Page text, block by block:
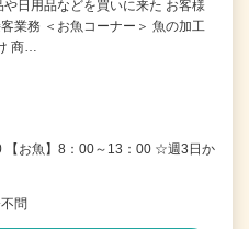
や日用品などを買いに来た お客様
業務 ＜お魚コーナー＞ 魚の加工
商…
【お魚】8：00～13：00 ☆週3日か
問